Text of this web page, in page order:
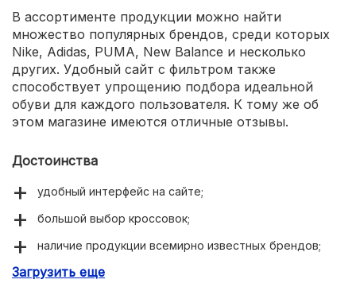
В ассортименте продукции можно найти
множество популярных брендов, среди которых
Nike, Adidas, PUMA, New Balance и несколько
других. Удобный сайт с фильтром также
способствует упрощению подбора идеальной
обуви для каждого пользователя. К тому же об
этом магазине имеются отличные отзывы.
Достоинства
удобный интерфейс на сайте;
большой выбор кроссовок;
наличие продукции всемирно известных брендов;
большие скидки.
Загрузить еще